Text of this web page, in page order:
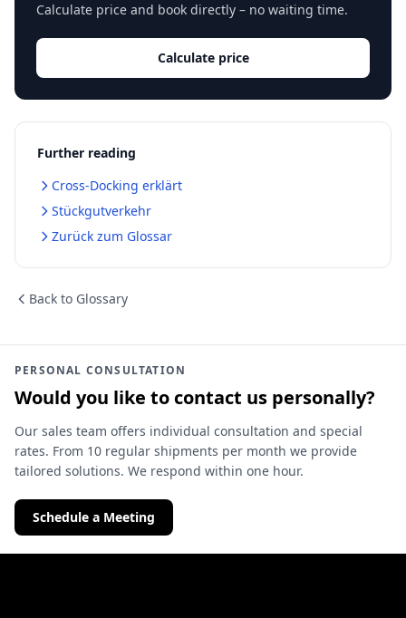
Calculate price and book directly – no waiting time.
Calculate price
Further reading
Cross-Docking erklärt
Stückgutverkehr
Zurück zum Glossar
Back to Glossary
PERSONAL CONSULTATION
Would you like to contact us personally?
Our sales team offers individual consultation and special
rates. From 10 regular shipments per month we provide
tailored solutions. We respond within one hour.
Schedule a Meeting